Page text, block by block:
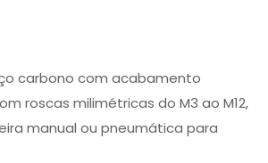
carbono com acabamento
roscas milimétricas do M3 ao M12,
manual ou pneumática para